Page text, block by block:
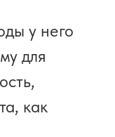
у него
для
как